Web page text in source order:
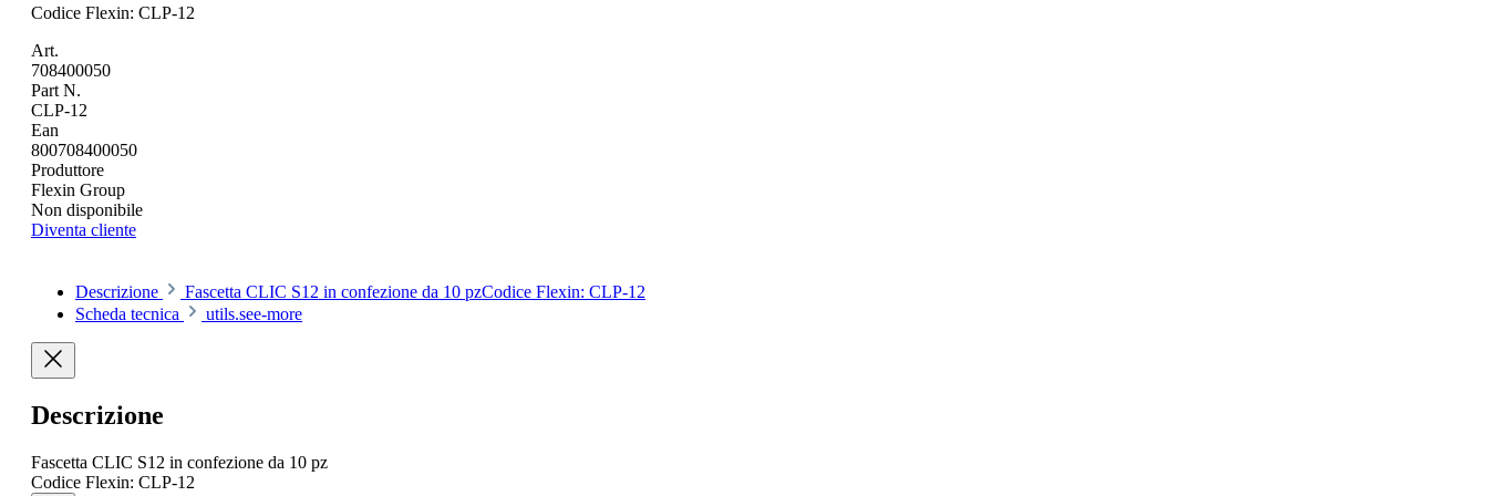
Codice Flexin: CLP-12
Art.
708400050
Part N.
CLP-12
Ean
800708400050
Produttore
Flexin Group
Non disponibile
Diventa cliente
Descrizione
Fascetta CLIC S12 in confezione da 10 pzCodice Flexin: CLP-12
Scheda tecnica
utils.see-more
Descrizione
Fascetta CLIC S12 in confezione da 10 pz
Codice Flexin: CLP-12